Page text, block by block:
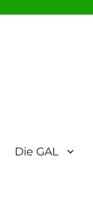
Die GAL